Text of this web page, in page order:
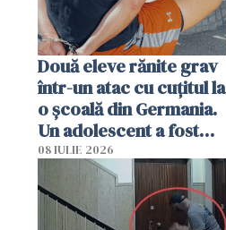
Două eleve rănite grav
într-un atac cu cuțitul la
o școală din Germania.
Un adolescent a fost
arestat
08 IULIE 2026